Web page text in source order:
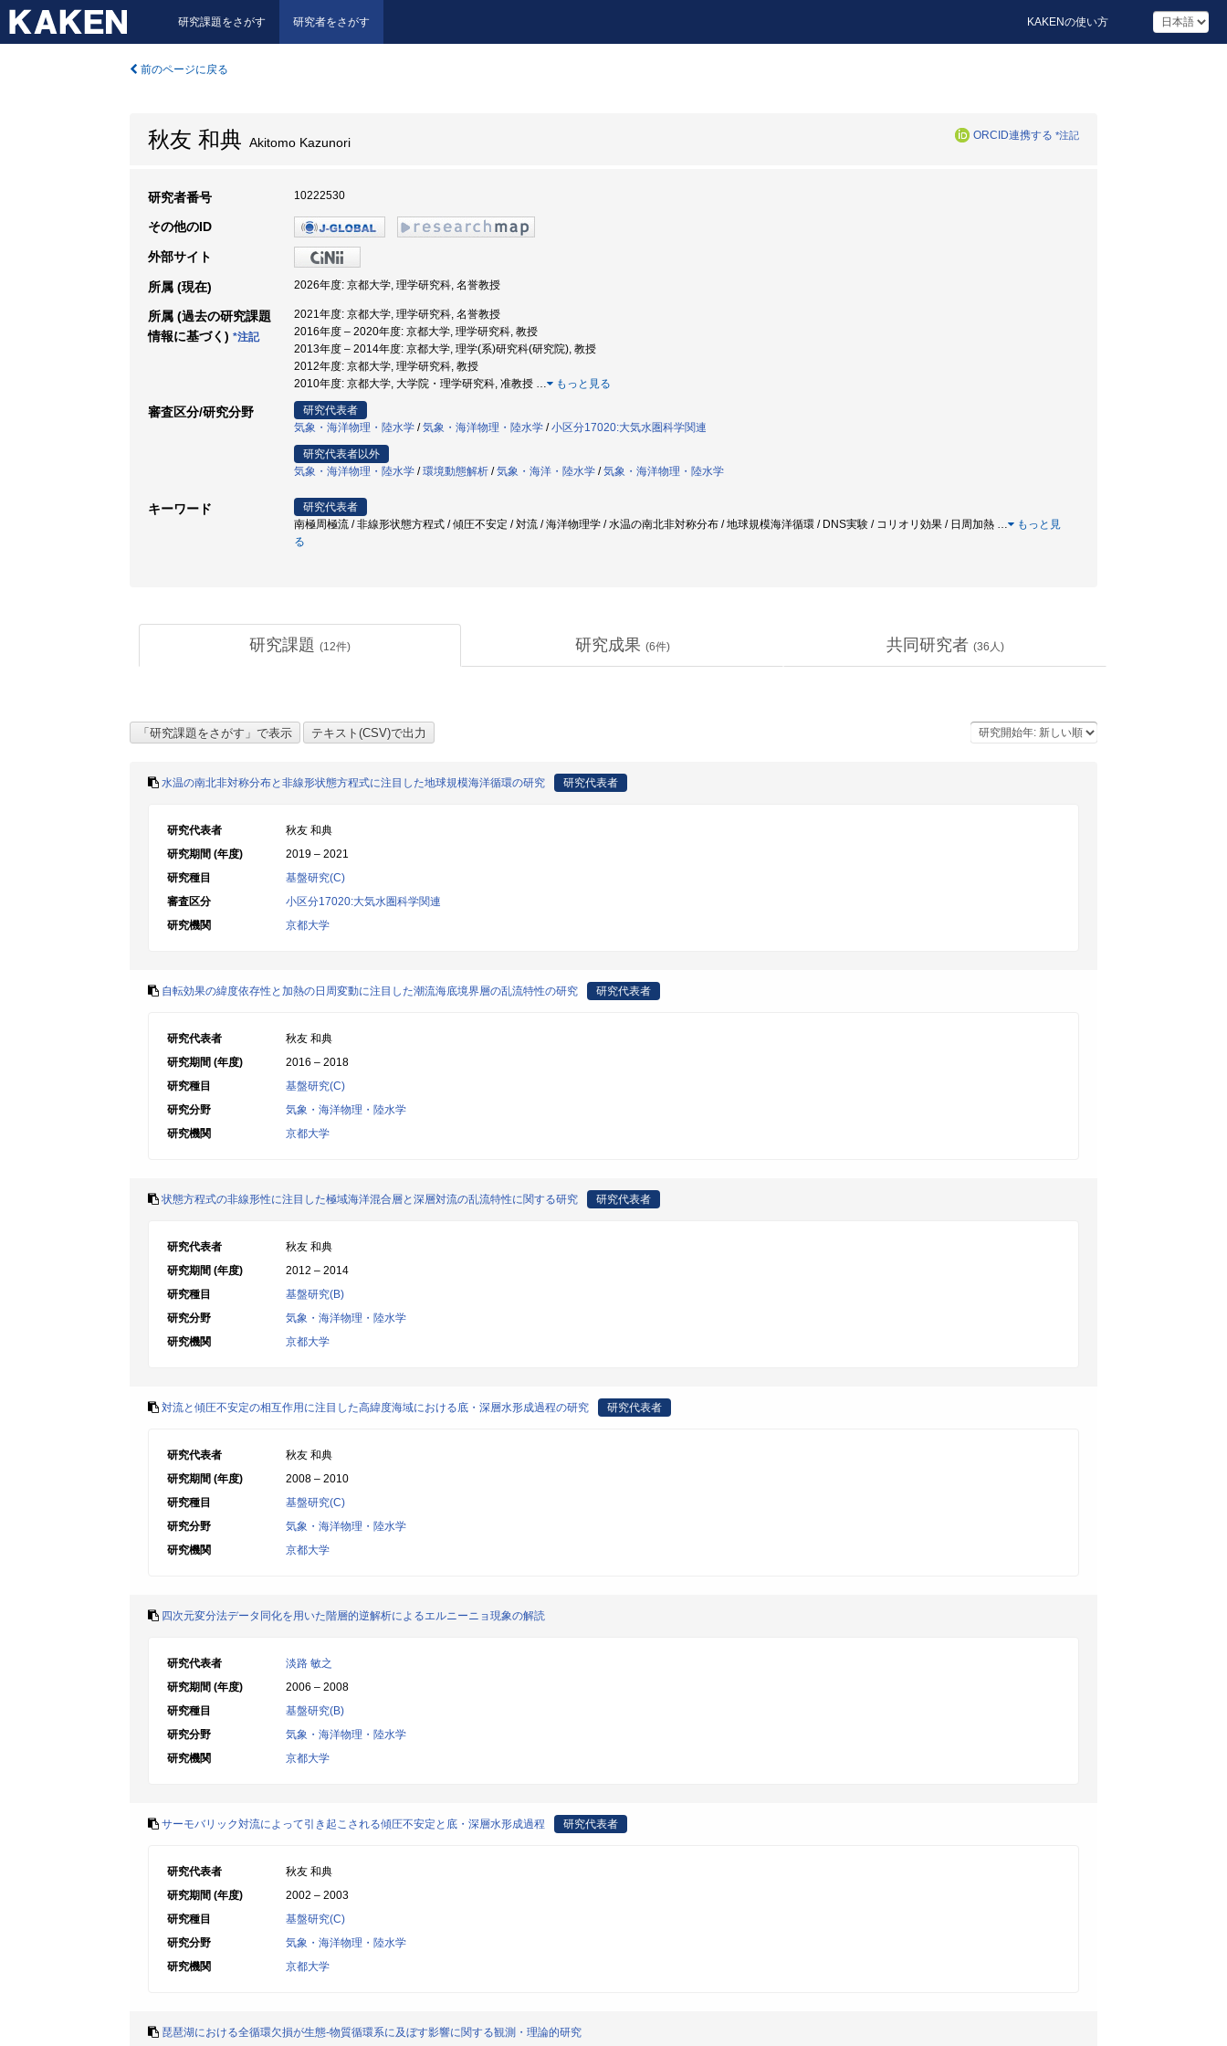
研究課題をさがす 研究者をさがす KAKENの使い方
前のページに戻る
秋友 和典 Akitomo Kazunori ORCID連携する *注記
研究者番号 10222530
その他のID
外部サイト
所属 (現在) 2026年度: 京都大学, 理学研究科, 名誉教授
所属 (過去の研究課題
情報に基づく) *注記
2021年度: 京都大学, 理学研究科, 名誉教授
2016年度 – 2020年度: 京都大学, 理学研究科, 教授
2013年度 – 2014年度: 京都大学, 理学(系)研究科(研究院), 教授
2012年度: 京都大学, 理学研究科, 教授
2010年度: 京都大学, 大学院・理学研究科, 准教授 … もっと見る
審査区分/研究分野
研究代表者
気象・海洋物理・陸水学 /気象・海洋物理・陸水学 /小区分17020:大気水圏科学関連
研究代表者以外
気象・海洋物理・陸水学 /環境動態解析 /気象・海洋・陸水学 /気象・海洋物理・陸水学
キーワード
研究代表者
南極周極流 / 非線形状態方程式 / 傾圧不安定 / 対流 / 海洋物理学 / 水温の南北非対称分布 / 地球規模海洋循環 / DNS実験 / コリオリ効果 / 日周加熱 …
もっと見
る
研究課題 (12件) 研究成果 (6件) 共同研究者 (36 人)
水温の南北非対称分布と非線形状態方程式に注目した地球規模海洋循環の研究 研究代表者
研究代表者
秋友 和典
研究期間 (年度)
2019 – 2021
研究種目
基盤研究(C)
審査区分
小区分17020:大気水圏科学関連
研究機関
京都大学
自転効果の緯度依存性と加熱の日周変動に注目した潮流海底境界層の乱流特性の研究 研究代表者
研究代表者
秋友 和典
研究期間 (年度)
2016 – 2018
研究種目
基盤研究(C)
研究分野
気象・海洋物理・陸水学
研究機関
京都大学
状態方程式の非線形性に注目した極域海洋混合層と深層対流の乱流特性に関する研究 研究代表者
研究代表者
秋友 和典
研究期間 (年度)
2012 – 2014
研究種目
基盤研究(B)
研究分野
気象・海洋物理・陸水学
研究機関
京都大学
対流と傾圧不安定の相互作用に注目した高緯度海域における底・深層水形成過程の研究 研究代表者
研究代表者
秋友 和典
研究期間 (年度)
2008 – 2010
研究種目
基盤研究(C)
研究分野
気象・海洋物理・陸水学
研究機関
京都大学
四次元変分法データ同化を用いた階層的逆解析によるエルニーニョ現象の解読
研究代表者
淡路 敏之
研究期間 (年度)
2006 – 2008
研究種目
基盤研究(B)
研究分野
気象・海洋物理・陸水学
研究機関
京都大学
サーモバリック対流によって引き起こされる傾圧不安定と底・深層水形成過程 研究代表者
研究代表者
秋友 和典
研究期間 (年度)
2002 – 2003
研究種目
基盤研究(C)
研究分野
気象・海洋物理・陸水学
研究機関
京都大学
琵琶湖における全循環欠損が生態-物質循環系に及ぼす影響に関する観測・理論的研究